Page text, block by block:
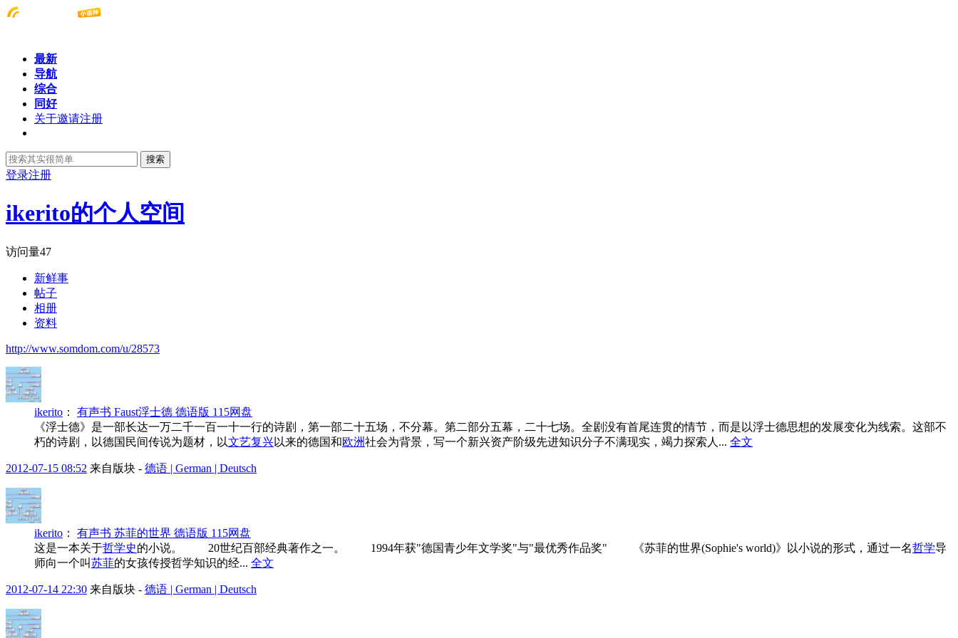
最新
导航
综合
同好
关于邀请注册
搜索
登录注册
ikerito的个人空间
访问量47
新鲜事
帖子
相册
资料
http://www.somdom.com/u/28573
ikerito ： 有声书 Faust浮士德 德语版 115网盘
《浮士德》是一部长达一万二千一百一十一行的诗剧，第一部二十五场，不分幕。第二部分五幕，二十七场。全剧没有首尾连贯的情节，而是以浮士德思想的发展变化为线索。这部不
朽的诗剧，以德国民间传说为题材，以文艺复兴以来的德国和欧洲社会为背景，写一个新兴资产阶级先进知识分子不满现实，竭力探索人... 全文
2012-07-15 08:52 来自版块 - 德语 | German | Deutsch
ikerito ： 有声书 苏菲的世界 德语版 115网盘
这是一本关于哲学史的小说。 20世纪百部经典著作之一。 1994年获"德国青少年文学奖"与"最优秀作品奖" 《苏菲的世界(Sophie's world)》以小说的形式，通过一名哲学导
师向一个叫苏菲的女孩传授哲学知识的经... 全文
2012-07-14 22:30 来自版块 - 德语 | German | Deutsch